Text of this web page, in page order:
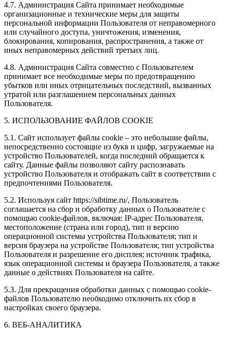
4.7. Администрация Сайта принимает необходимые
организационные и технические меры для защиты
персональной информации Пользователя от неправомерного
или случайного доступа, уничтожения, изменения,
блокирования, копирования, распространения, а также от
иных неправомерных действий третьих лиц.
4.8. Администрация Сайта совместно с Пользователем
принимает все необходимые меры по предотвращению
убытков или иных отрицательных последствий, вызванных
утратой или разглашением персональных данных
Пользователя.
5. ИСПОЛЬЗОВАНИЕ ФАЙЛОВ COOKIE
5.1. Сайт использует файлы cookie – это небольшие файлы,
непосредственно состоящие из букв и цифр, загружаемые на
устройство Пользователей, когда последний обращается к
сайту. Данные файлы позволяют сайту распознавать
устройство Пользователя и отображать сайт в соответствии с
предпочтениями Пользователя.
5.2. Используя сайт https://sibtime.ru/, Пользователь
соглашается на сбор и обработку данных о Пользователе с
помощью cookie-файлов, включая: IP-адрес Пользователя,
местоположение (страна или город), тип и версию
операционной системы устройства Пользователя; тип и
версия браузера на устройстве Пользователя; тип устройства
Пользователя и разрешение его дисплея; источник трафика,
язык операционной системы и браузера Пользователя, а также
данные о действиях Пользователя на сайте.
5.3. Для прекращения обработки данных с помощью cookie-
файлов Пользователю необходимо отключить их сбор в
настройках своего браузера.
6. ВЕБ-АНАЛИТИКА